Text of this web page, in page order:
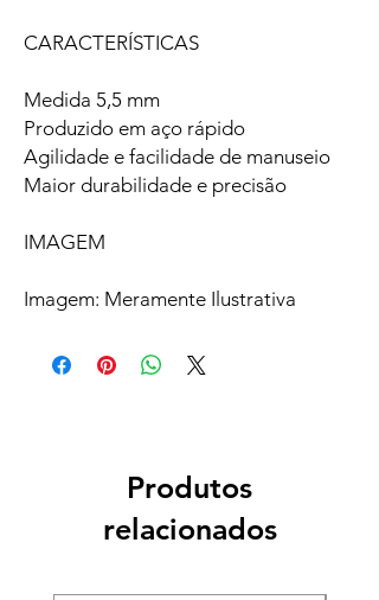
CARACTERÍSTICAS
Medida 5,5 mm
Produzido em aço rápido
Agilidade e facilidade de manuseio
Maior durabilidade e precisão
IMAGEM
Imagem: Meramente Ilustrativa
Produtos
relacionados